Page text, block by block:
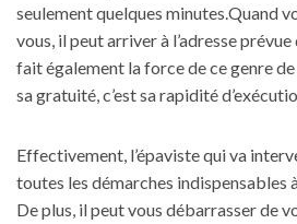
seulement quelques minutes.Quand
vous, il peut arriver à l’adresse
fait également la force de ce genre
sa gratuité, c’est sa rapidité
Effectivement, l’épaviste qui va
toutes les démarches indispensables
De plus, il peut vous débarrasser de